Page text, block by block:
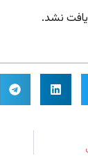
نشد.